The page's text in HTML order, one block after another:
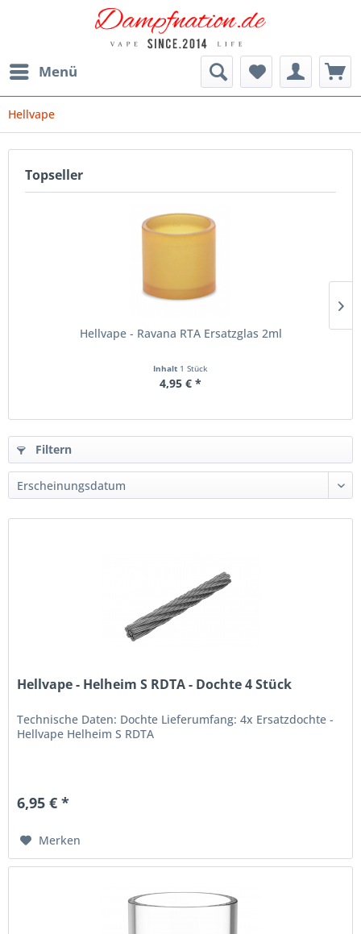
Menü
Hellvape
Topseller
Hellvape - Ravana RTA Ersatzglas 2ml
Inhalt 1 Stück
4,95 € *
Filtern
Hellvape - Helheim S RDTA - Dochte 4 Stück
Technische Daten: Dochte Lieferumfang: 4x Ersatzdochte -
Hellvape Helheim S RDTA
6,95 € *
Merken